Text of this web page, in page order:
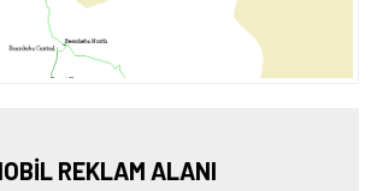
REKLAM ALANI